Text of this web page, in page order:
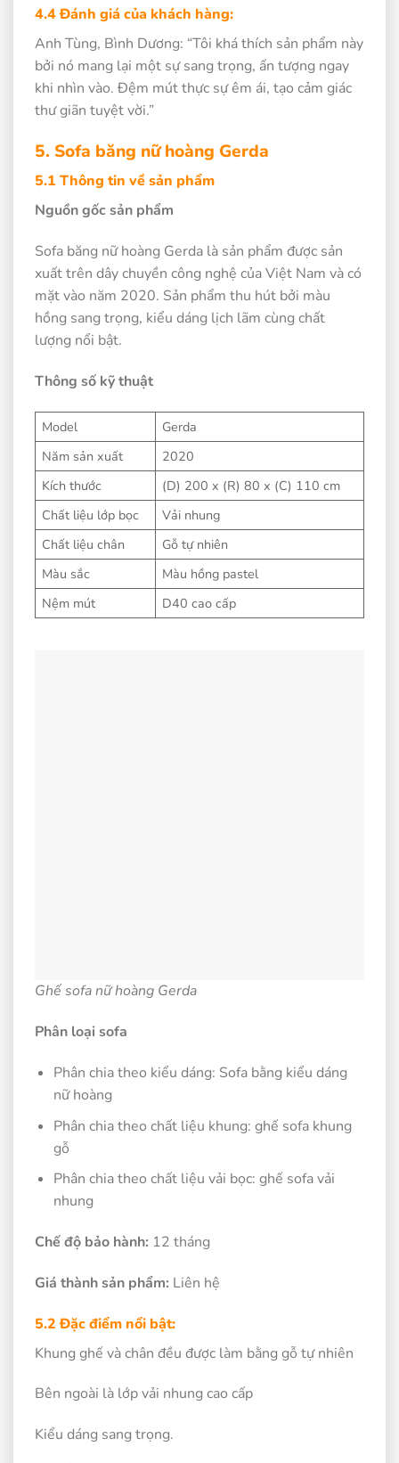
4.4 Đánh giá của khách hàng:
Anh Tùng, Bình Dương: “Tôi khá thích sản phẩm này
bởi nó mang lại một sự sang trọng, ấn tượng ngay
khi nhìn vào. Đệm mút thực sự êm ái, tạo cảm giác
thư giãn tuyệt vời.”
5. Sofa băng nữ hoàng Gerda
5.1 Thông tin về sản phẩm
Nguồn gốc sản phẩm
Sofa băng nữ hoàng Gerda là sản phẩm được sản
xuất trên dây chuyền công nghệ của Việt Nam và có
mặt vào năm 2020. Sản phẩm thu hút bởi màu
hồng sang trọng, kiểu dáng lịch lãm cùng chất
lượng nổi bật.
Thông số kỹ thuật
Model
Gerda
Năm sản xuất
2020
Kích thước
(D) 200 x (R) 80 x (C) 110 cm
Chất liệu lớp bọc
Vải nhung
Chất liệu chân
Gỗ tự nhiên
Màu sắc
Màu hồng pastel
Nệm mút
D40 cao cấp
Ghế sofa nữ hoàng Gerda
Phân loại sofa
Phân chia theo kiểu dáng: Sofa bằng kiểu dáng
nữ hoàng
Phân chia theo chất liệu khung: ghế sofa khung
gỗ
Phân chia theo chất liệu vải bọc: ghế sofa vải
nhung
Chế độ bảo hành: 12 tháng
Giá thành sản phẩm: Liên hệ
5.2 Đặc điểm nổi bật:
Khung ghế và chân đều được làm bằng gỗ tự nhiên
Bên ngoài là lớp vải nhung cao cấp
Kiểu dáng sang trọng.